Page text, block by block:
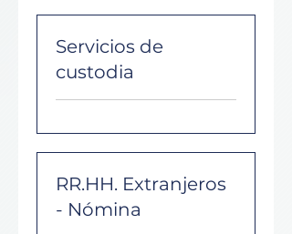
Servicios de
custodia
RR.HH. Extranjeros
- Nómina